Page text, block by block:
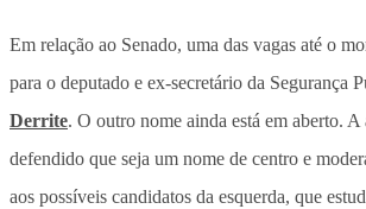
Em relação ao Senado, uma das vagas até o
para o deputado e ex-secretário da Segurança
Derrite. O outro nome ainda está em aberto.
defendido que seja um nome de centro e
aos possíveis candidatos da esquerda, que